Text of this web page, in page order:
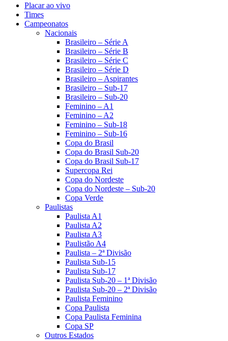
Placar ao vivo
Times
Campeonatos
Nacionais
Brasileiro – Série A
Brasileiro – Série B
Brasileiro – Série C
Brasileiro – Série D
Brasileiro – Aspirantes
Brasileiro – Sub-17
Brasileiro – Sub-20
Feminino – A1
Feminino – A2
Feminino – Sub-18
Feminino – Sub-16
Copa do Brasil
Copa do Brasil Sub-20
Copa do Brasil Sub-17
Supercopa Rei
Copa do Nordeste
Copa do Nordeste – Sub-20
Copa Verde
Paulistas
Paulista A1
Paulista A2
Paulista A3
Paulistão A4
Paulista – 2ª Divisão
Paulista Sub-15
Paulista Sub-17
Paulista Sub-20 – 1ª Divisão
Paulista Sub-20 – 2ª Divisão
Paulista Feminino
Copa Paulista
Copa Paulista Feminina
Copa SP
Outros Estados